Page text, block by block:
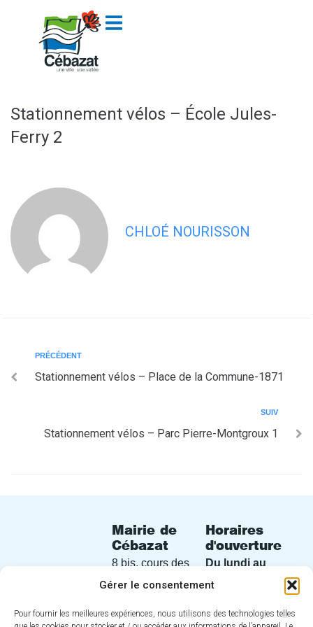
Gérer le consentement
Pour fournir les meilleures expériences, nous utilisons des technologies telles
Stationnement vélos – École Jules-
Ferry 2
CHLOÉ NOURISSON
PRÉCÉDENT
Stationnement vélos – Place de la Commune-1871
SUIV
Stationnement vélos – Parc Pierre-Montgroux 1
Mairie de
Cébazat
8 bis, cours des
Perches
Horaires
d'ouverture
Du lundi au
vendredi
et de 13h30 à